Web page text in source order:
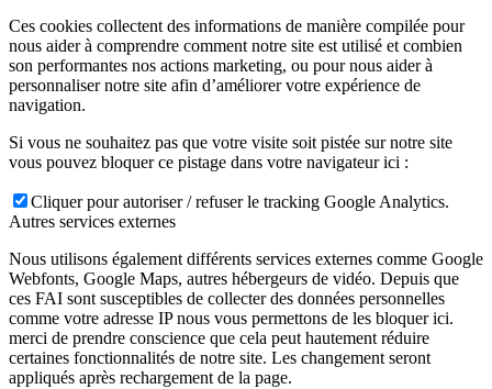
Ces cookies collectent des informations de manière compilée pour
nous aider à comprendre comment notre site est utilisé et combien
son performantes nos actions marketing, ou pour nous aider à
personnaliser notre site afin d’améliorer votre expérience de
navigation.
Si vous ne souhaitez pas que votre visite soit pistée sur notre site
vous pouvez bloquer ce pistage dans votre navigateur ici :
Cliquer pour autoriser / refuser le tracking Google Analytics.
Autres services externes
Nous utilisons également différents services externes comme Google
Webfonts, Google Maps, autres hébergeurs de vidéo. Depuis que
ces FAI sont susceptibles de collecter des données personnelles
comme votre adresse IP nous vous permettons de les bloquer ici.
merci de prendre conscience que cela peut hautement réduire
certaines fonctionnalités de notre site. Les changement seront
appliqués après rechargement de la page.